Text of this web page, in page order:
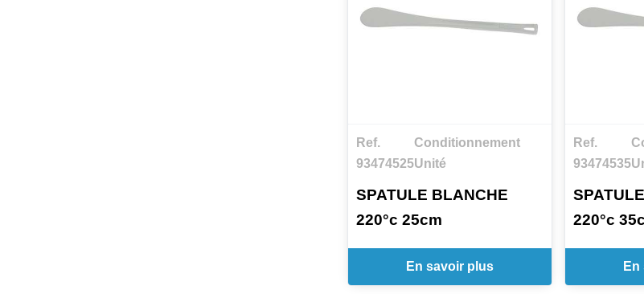
Ref.
93474525
Conditionnement
Unité
SPATULE BLANCHE
220°c 25cm
En savoir plus
Ref.
93474535
220°c